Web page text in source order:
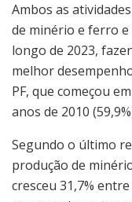
Ambos as
de minério e ferro
longo de 2023,
melhor
PF, que começou
anos de 2010
Segundo o último
produção de
cresceu 31,7%